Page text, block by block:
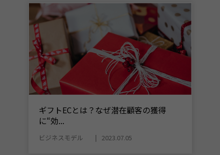
ギフトECとは？なぜ潜在顧客の獲得
に“効...
ビジネスモデル 2023.07.05